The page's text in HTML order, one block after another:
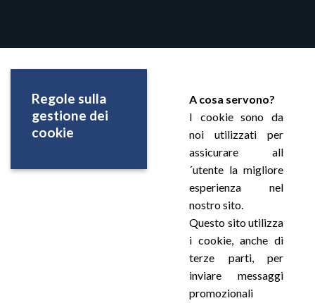
Regole sulla
gestione dei
cookie
A cosa servono?
I cookie sono da
noi utilizzati per
assicurare all
´utente la migliore
esperienza nel
nostro sito.
Questo sito utilizza
i cookie, anche di
terze parti, per
inviare messaggi
promozionali